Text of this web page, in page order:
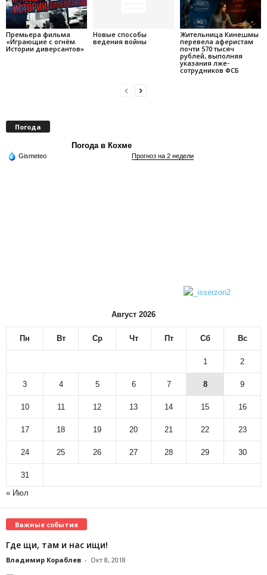
Премьера фильма
«Играющие с огнём.
Истории диверсантов»
Новые способы
ведения войны
Жительница Кинешмы
перевела аферистам
почти 570 тысяч
рублей, выполняя
указания лже-
сотрудников ФСБ
Погода
Погода в Кохме
Gismeteo Прогноз на 2 недели
Август 2026
Пн Вт Ср Чт Пт Сб Вс
1 2
3 4 5 6 7 8 9
10 11 12 13 14 15 16
17 18 19 20 21 22 23
24 25 26 27 28 29 30
31
« Июл
Важные события
Где щи, там и нас ищи!
Владимир Кораблев - Окт 8, 2018